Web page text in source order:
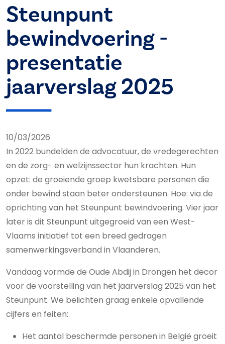
Steunpunt
bewindvoering -
presentatie
jaarverslag 2025
10/03/2026
In 2022 bundelden de advocatuur, de vredegerechten
en de zorg- en welzijnssector hun krachten. Hun
opzet: de groeiende groep kwetsbare personen die
onder bewind staan beter ondersteunen. Hoe: via de
oprichting van het Steunpunt bewindvoering. Vier jaar
later is dit Steunpunt uitgegroeid van een West-
Vlaams initiatief tot een breed gedragen
samenwerkingsverband in Vlaanderen.
Vandaag vormde de Oude Abdij in Drongen het decor
voor de voorstelling van het jaarverslag 2025 van het
Steunpunt. We belichten graag enkele opvallende
cijfers en feiten:
Het aantal beschermde personen in België groeit